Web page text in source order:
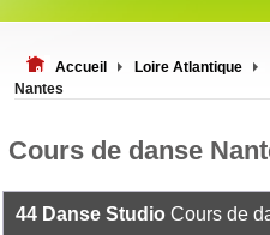
Accueil
Loire Atlantique
Nantes
Cours de danse
44 Danse Studio Cours de